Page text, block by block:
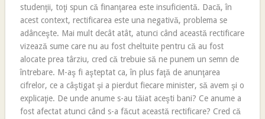
studenţii, toţi spun că finanţarea este insuficientă. Dacă, în
acest context, rectificarea este una negativă, problema se
adânceşte. Mai mult decât atât, atunci când această rectificare
vizează sume care nu au fost cheltuite pentru că au fost
alocate prea târziu, cred că trebuie să ne punem un semn de
întrebare. M-aş fi aşteptat ca, în plus faţă de anunţarea
cifrelor, ce a câştigat şi a pierdut fiecare minister, să avem şi o
explicaţie. De unde anume s-au tăiat aceşti bani? Ce anume a
fost afectat atunci când s-a făcut această rectificare? Cred că